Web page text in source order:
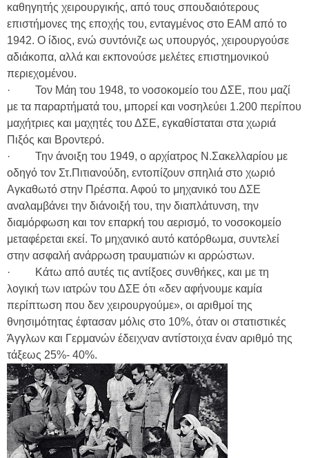
καθηγητής χειρουργικής, από τους σπουδαιότερους
επιστήμονες της εποχής του, ενταγμένος στο ΕΑΜ από το
1942. Ο ίδιος, ενώ συντόνιζε ως υπουργός, χειρουργούσε
αδιάκοπα, αλλά και εκπονούσε μελέτες επιστημονικού
περιεχομένου.
· Τον Μάη του 1948, το νοσοκομείο του ΔΣΕ, που μαζί
με τα παραρτήματά του, μπορεί και νοσηλεύει 1.200 περίπου
μαχήτριες και μαχητές του ΔΣΕ, εγκαθίσταται στα χωριά
Πιξός και Βροντερό.
· Την άνοιξη του 1949, ο αρχίατρος Ν.Σακελλαρίου με
οδηγό τον Στ.Πιτιανούδη, εντοπίζουν σπηλιά στο χωριό
Αγκαθωτό στην Πρέσπα. Αφού το μηχανικό του ΔΣΕ
αναλαμβάνει την διάνοιξή του, την διαπλάτυνση, την
διαμόρφωση και τον επαρκή του αερισμό, το νοσοκομείο
μεταφέρεται εκεί. Το μηχανικό αυτό κατόρθωμα, συντελεί
στην ασφαλή ανάρρωση τραυματιών κι αρρώστων.
· Κάτω από αυτές τις αντίξοες συνθήκες, και με τη
λογική των ιατρών του ΔΣΕ ότι «δεν αφήνουμε καμία
περίπτωση που δεν χειρουργούμε», οι αριθμοί της
θνησιμότητας έφτασαν μόλις στο 10%, όταν οι στατιστικές
Άγγλων και Γερμανών έδειχναν αντίστοιχα έναν αριθμό της
τάξεως 25%- 40%.